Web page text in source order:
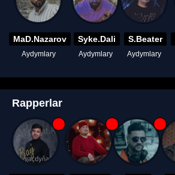
MaD.Nazarov
Aydymlary
Syke.Dali
Aydymlary
S.Beater
Aydymlary
Rapperlar